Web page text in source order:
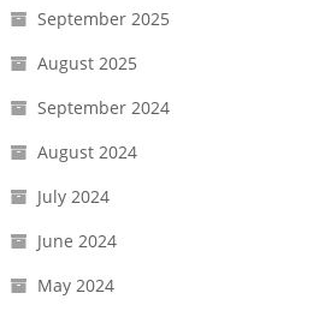
September 2025
August 2025
September 2024
August 2024
July 2024
June 2024
May 2024